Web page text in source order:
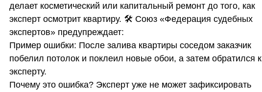
делает косметический или капитальный ремонт до того, как
эксперт осмотрит квартиру. 🛠️ Союз «Федерация судебных
экспертов» предупреждает:
Пример ошибки: После залива квартиры соседом заказчик
побелил потолок и поклеил новые обои, а затем обратился к
эксперту.
Почему это ошибка? Эксперт уже не может зафиксировать